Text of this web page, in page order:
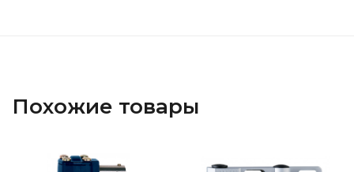
Похожие товары